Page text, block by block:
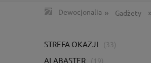
Dewocjonalia » Gadżety
STREFA OKAZJI (33)
ALABASTER (19)